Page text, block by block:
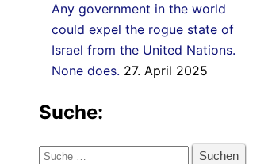
Any government in the world
could expel the rogue state of
Israel from the United Nations.
None does. 27. April 2025
Suche:
Suche